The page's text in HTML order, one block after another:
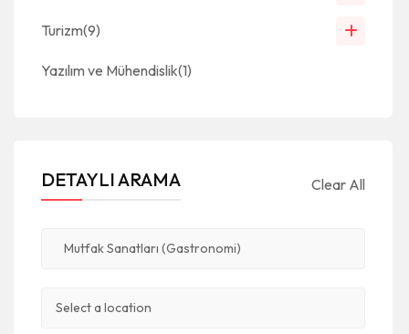
Turizm(9)
Yazılım ve Mühendislik(1)
DETAYLI ARAMA Clear All